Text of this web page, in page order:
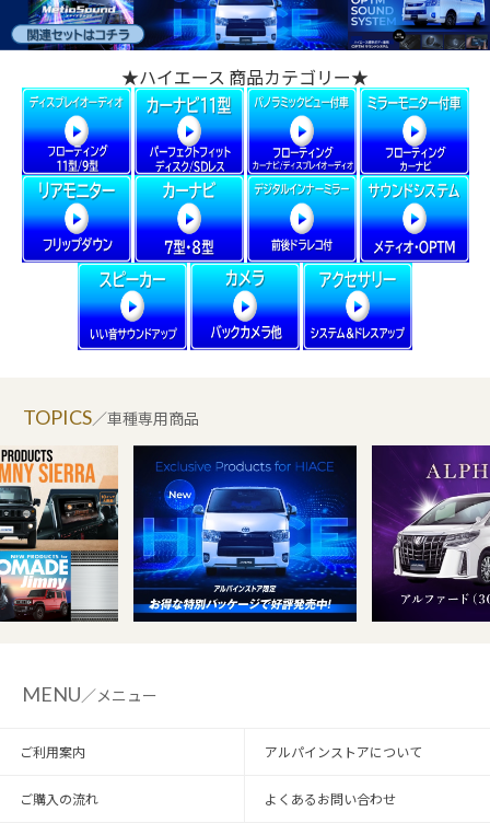
★ハイエース 商品カテゴリー★
／車種専用商品
MENU／メニュー
ご利用案内 アルパインストアについて
ご購入の流れ よくあるお問い合わせ